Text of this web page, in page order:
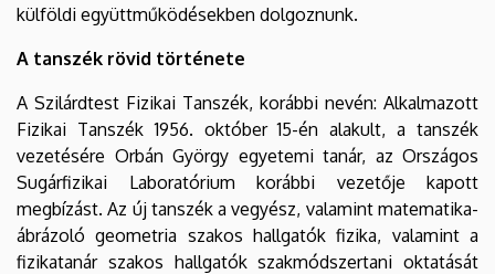
külföldi együttműködésekben dolgoznunk.
A tanszék rövid története
A Szilárdtest Fizikai Tanszék, korábbi nevén: Alkalmazott
Fizikai Tanszék 1956. október 15-én alakult, a tanszék
vezetésére Orbán György egyetemi tanár, az Országos
Sugárfizikai Laboratórium korábbi vezetője kapott
megbízást. Az új tanszék a vegyész, valamint matematika-
ábrázoló geometria szakos hallgatók fizika, valamint a
fizikatanár szakos hallgatók szakmódszertani oktatását